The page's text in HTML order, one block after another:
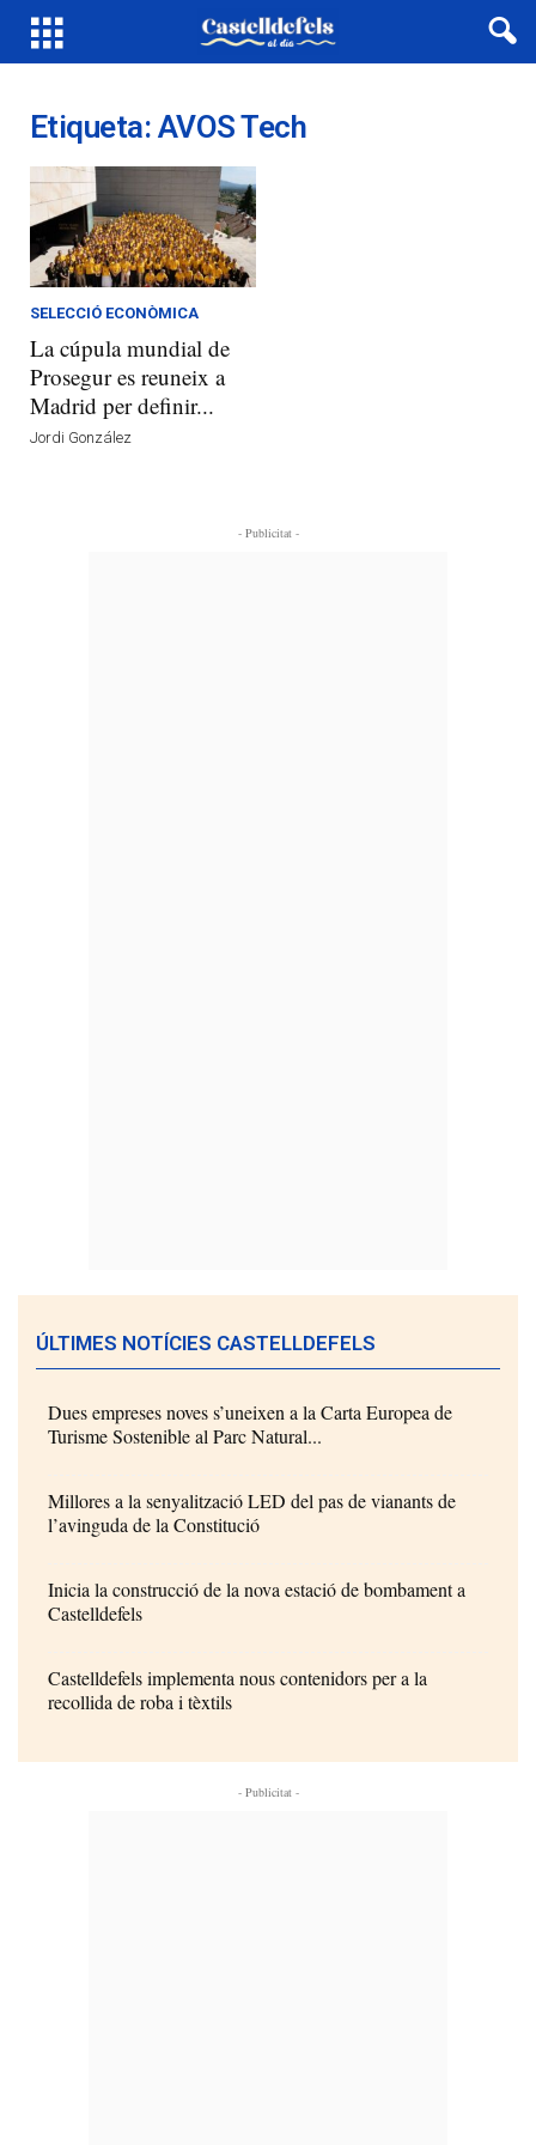
Etiqueta: AVOS Tech
SELECCIÓ ECONÒMICA
La cúpula mundial de
Prosegur es reuneix a
Madrid per definir...
Jordi González
- Publicitat -
ÚLTIMES NOTÍCIES CASTELLDEFELS
Dues empreses noves s’uneixen a la Carta Europea de
Turisme Sostenible al Parc Natural...
Millores a la senyalització LED del pas de vianants de
l’avinguda de la Constitució
Inicia la construcció de la nova estació de bombament a
Castelldefels
Castelldefels implementa nous contenidors per a la
recollida de roba i tèxtils
- Publicitat -